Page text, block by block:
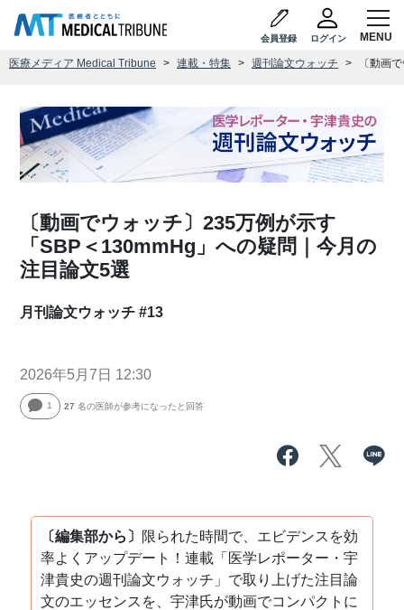
会員登録 ログイン
医療メディア Medical Tribune 連載・特集 週刊論文ウォッチ 〔動画
〔動画でウォッチ〕235万例が示す
「SBP＜130mmHg」への疑問｜今月の
注目論文5選
月刊論文ウォッチ #13
2026年5月7日 12:30
1 27 名の医師が参考になったと回答
〔編集部から〕 限られた時間で、エビデンスを効
率よくアップデート！連載「医学レポーター・宇
津貴史の週刊論文ウォッチ」で取り上げた注目論
文のエッセンスを、宇津氏が動画でコンパクトに